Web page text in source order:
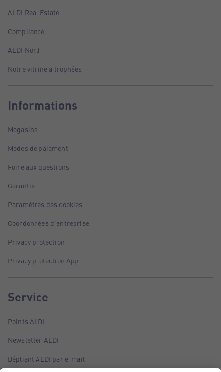
ALDI Real Estate
Compliance
ALDI Nord
Notre vitrine à trophées
Informations
Magasins
Modes de paiement
Foire aux questions
Garantie
Paramètres des cookies
Coordonnées d'entreprise
Privacy protection
Privacy protection App
Service
Points ALDI
Newsletter ALDI
Dépliant ALDI par e-mail